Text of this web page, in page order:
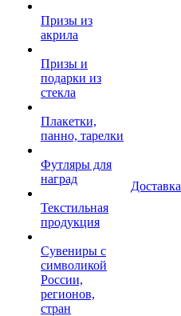
Призы из
акрила
Призы и
подарки из
стекла
Плакетки,
панно, тарелки
Футляры для
наград
Текстильная
продукция
Сувениры с
символикой
России,
регионов,
стран
Доставка